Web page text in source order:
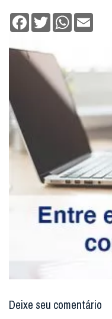
Facebook
TwitterWhatsApp
Deixe seu comentário